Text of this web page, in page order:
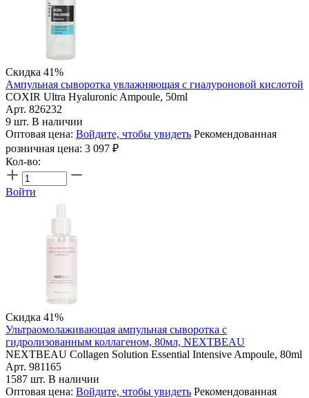
Скидка 41%
Ампульная сыворотка увлажняющая с гиалуроновой кислотой
COXIR Ultra Hyaluronic Ampoule, 50ml
Арт. 826232
9 шт. В наличии
Оптовая цена: Войдите, чтобы увидеть Рекомендованная
розничная цена: 3 097 ₽
Кол-во:
Войти
Скидка 41%
Ультраомолаживающая ампульная сыворотка с
гидролизованным коллагеном, 80мл, NEXTBEAU
NEXTBEAU Collagen Solution Essential Intensive Ampoule, 80ml
Арт. 981165
1587 шт. В наличии
Оптовая цена: Войдите, чтобы увидеть Рекомендованная